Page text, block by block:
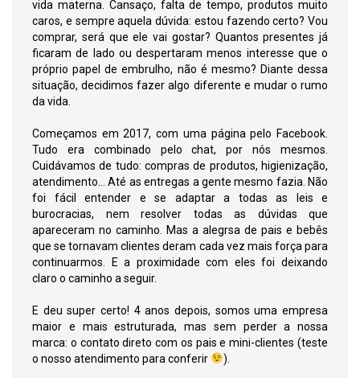
vida materna. Cansaço, falta de tempo, produtos muito
caros, e sempre aquela dúvida: estou fazendo certo? Vou
comprar, será que ele vai gostar? Quantos presentes já
ficaram de lado ou despertaram menos interesse que o
próprio papel de embrulho, não é mesmo? Diante dessa
situação, decidimos fazer algo diferente e mudar o rumo
da vida.
Começamos em 2017, com uma página pelo Facebook.
Tudo era combinado pelo chat, por nós mesmos.
Cuidávamos de tudo: compras de produtos, higienização,
atendimento... Até as entregas a gente mesmo fazia. Não
foi fácil entender e se adaptar a todas as leis e
burocracias, nem resolver todas as dúvidas que
apareceram no caminho. Mas a alegrsa de pais e bebês
que se tornavam clientes deram cada vez mais força para
continuarmos. E a proximidade com eles foi deixando
claro o caminho a seguir.
E deu super certo! 4 anos depois, somos uma empresa
maior e mais estruturada, mas sem perder a nossa
marca: o contato direto com os pais e mini-clientes (teste
o nosso atendimento para conferir
).